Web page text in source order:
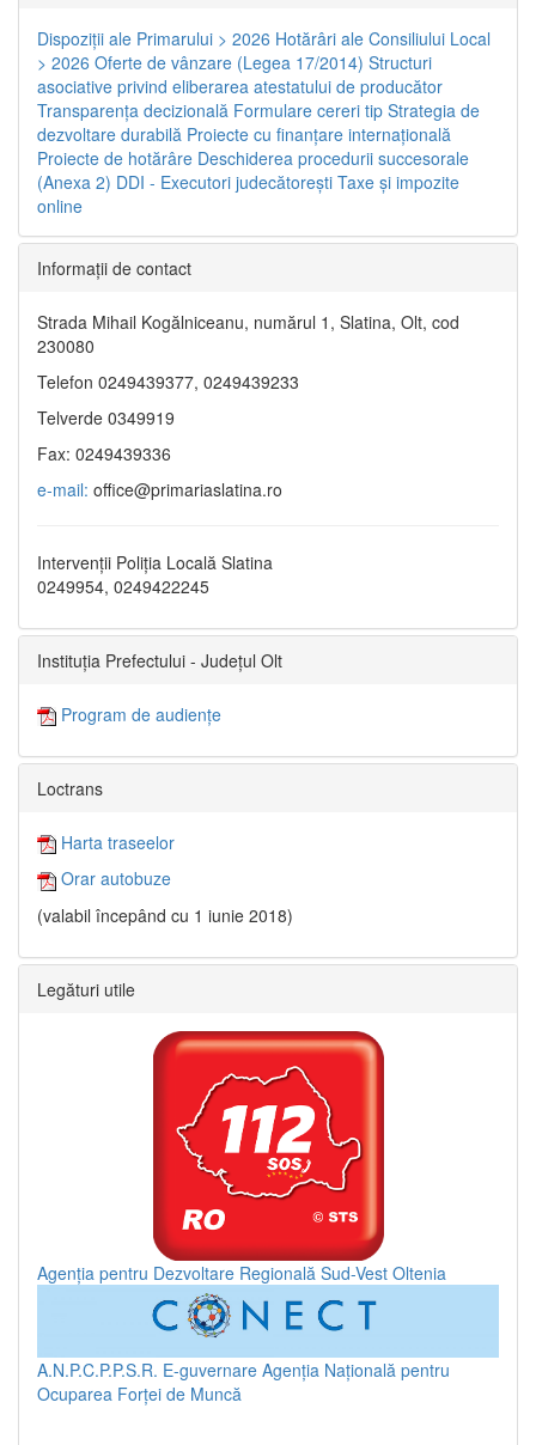
Dispoziţii ale Primarului > 2026 Hotărâri ale Consiliului Local
> 2026 Oferte de vânzare (Legea 17/2014) Structuri
asociative privind eliberarea atestatului de producător
Transparenţa decizională Formulare cereri tip Strategia de
dezvoltare durabilă Proiecte cu finanţare internaţională
Proiecte de hotărâre Deschiderea procedurii succesorale
(Anexa 2) DDI - Executori judecătorești Taxe şi impozite
online
Informaţii de contact
Strada Mihail Kogălniceanu, numărul 1, Slatina, Olt, cod
230080
Telefon 0249439377, 0249439233
Telverde 0349919
Fax: 0249439336
e-mail: office@primariaslatina.ro
Intervenții Poliția Locală Slatina
0249954, 0249422245
Instituția Prefectului - Județul Olt
Program de audiențe
Loctrans
Harta traseelor
Orar autobuze
(valabil începând cu 1 iunie 2018)
Legături utile
Agenția pentru Dezvoltare Regională Sud-Vest Oltenia
A.N.P.C.P.P.S.R. E-guvernare Agenția Națională pentru
Ocuparea Forței de Muncă